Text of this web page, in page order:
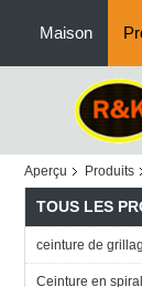
Maison
Aperçu Produits
TOUS LES
ceinture de
Ceinture en